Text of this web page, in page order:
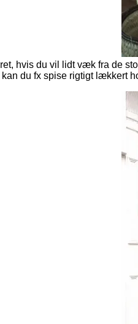
hvis du vil lidt væk fra de
kan du fx spise rigtigt lækkert